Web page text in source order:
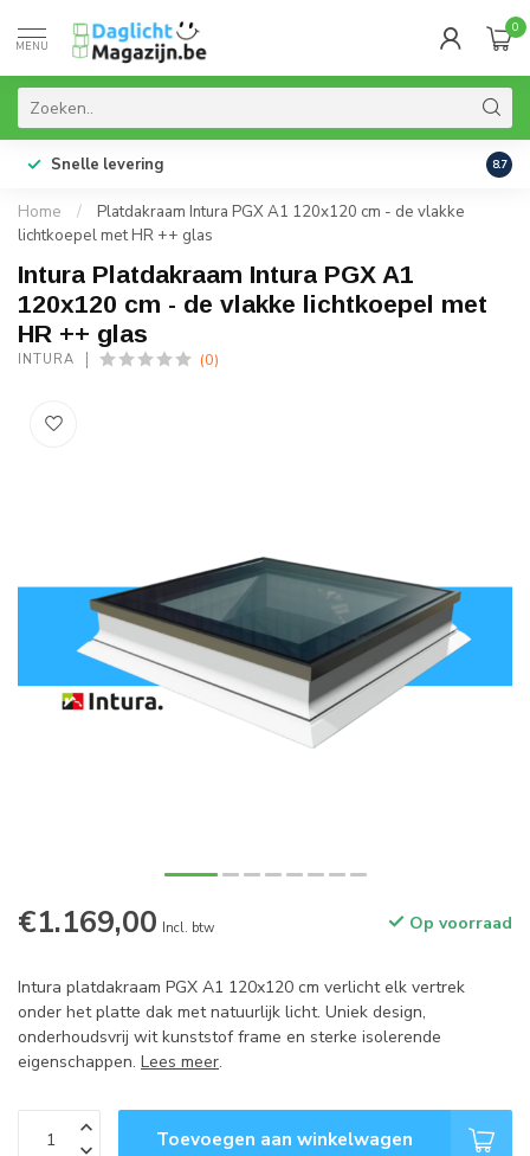
MENU
0
Snelle levering 99%
8.7
Home /
Platdakraam Intura PGX A1 120x120 cm - de vlakke
lichtkoepel met HR ++ glas
Intura Platdakraam Intura PGX A1
120x120 cm - de vlakke lichtkoepel met
HR ++ glas
INTURA (0)
€1.169,00 Incl. btw Op voorraad
Intura platdakraam PGX A1 120x120 cm verlicht elk vertrek
onder het platte dak met natuurlijk licht. Uniek design,
onderhoudsvrij wit kunststof frame en sterke isolerende
eigenschappen. Lees meer.
Toevoegen aan winkelwagen